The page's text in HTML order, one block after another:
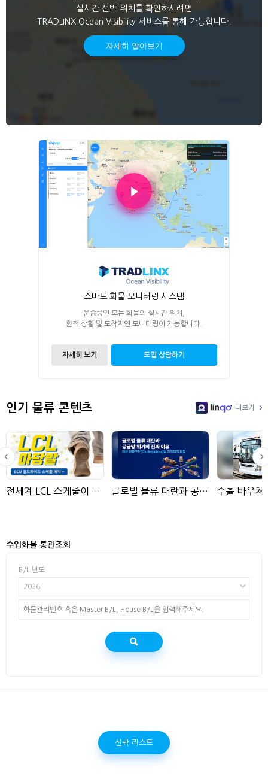
실시간 선박 위치를 확인하시려면
TRADLINX Ocean Visibility 서비스를 통해 가능합니다.
자세히 알아보기
스마트 화물 모니터링 시스템
운송중인 모든 화물의 실시간 위치,
환적 상황 및 도착지연 모니터링이 가능합니다.
자세히 보기 도입 상담하기
인기 물류 콘텐츠
LinGo
더보기
전세계 LCL 스케줄이 모여있는 곳 글로벌 물류 대란과 공급망 위기의 진짜 이유: 해상 병목구간(Chokepoints)의 지정학적 비밀
수입화물 통관조회
B/L 년도
2026
선박 리스트